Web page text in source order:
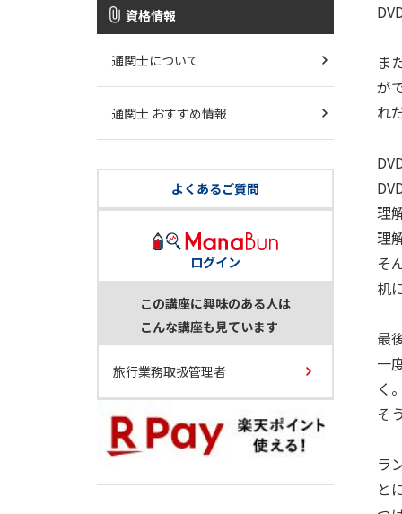
ま
が
れ
理
理
そ
机
最
一
く。
そ
ラ
と
資格情報
通関士について
通関士 おすすめ情報
よくあるご質問
ログイン
この講座に興味のある人は
こんな講座も見ています
旅行業務取扱管理者